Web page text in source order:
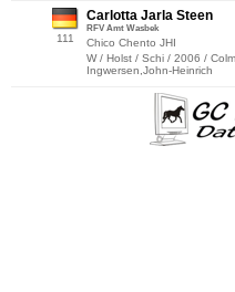
111
Carlotta Jarla Steen
RFV Amt Wasbek
Chico Chento JHI
W / Holst / Schi / 2006 /
Ingwersen,John-Heinrich